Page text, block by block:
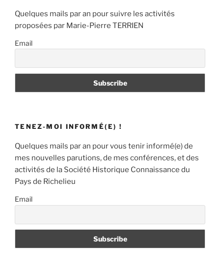
Quelques mails par an pour suivre les activités
proposées par Marie-Pierre TERRIEN
Email
TENEZ-MOI INFORMÉ(E) !
Quelques mails par an pour vous tenir informé(e) de
mes nouvelles parutions, de mes conférences, et des
activités de la Société Historique Connaissance du
Pays de Richelieu
Email